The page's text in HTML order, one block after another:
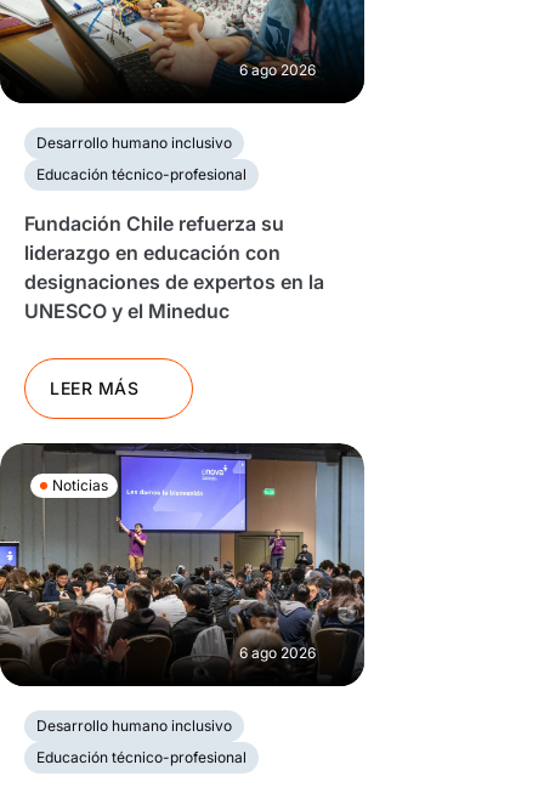
6 ago 2026
Desarrollo humano inclusivo
Educación técnico-profesional
Fundación Chile refuerza su
liderazgo en educación con
designaciones de expertos en la
UNESCO y el Mineduc
LEER MÁS
Noticias
6 ago 2026
Desarrollo humano inclusivo
Educación técnico-profesional